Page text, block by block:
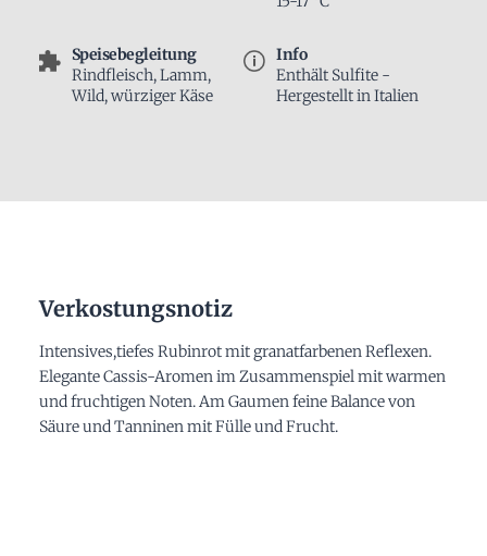
Speisebegleitung
Rindfleisch, Lamm,
Wild, würziger Käse
Info
Enthält Sulfite -
Hergestellt in Italien
Verkostungsnotiz
Intensives,tiefes Rubinrot mit granatfarbenen Reflexen.
Elegante Cassis-Aromen im Zusammenspiel mit warmen
und fruchtigen Noten. Am Gaumen feine Balance von
Säure und Tanninen mit Fülle und Frucht.